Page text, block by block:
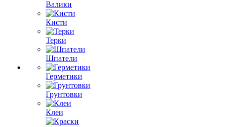
Валики
Кисти
Терки
Шпатели
Герметики
Грунтовки
Клеи